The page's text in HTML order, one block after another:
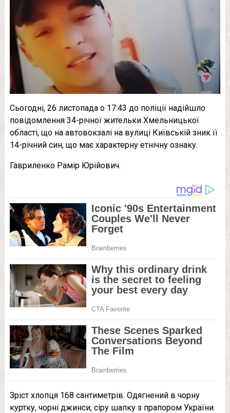
Сьогодні, 26 листопада о 17:43 до поліції надійшло
повідомлення 34-річної жительки Хмельницької
області, що на автовокзалі на вулиці Київській зник її
14-річний син, що має характерну етнічну ознаку.
Гавриленко Рамір Юрійович.
Зріст хлопця 168 сантиметрів. Одягнений в чорну
куртку, чорні джинси, сіру шапку з прапором України.